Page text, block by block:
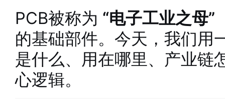
PCB被称为 “电子工业之母”
的基础部件。今天，我们用
是什么、用在哪里、产业链
心逻辑。